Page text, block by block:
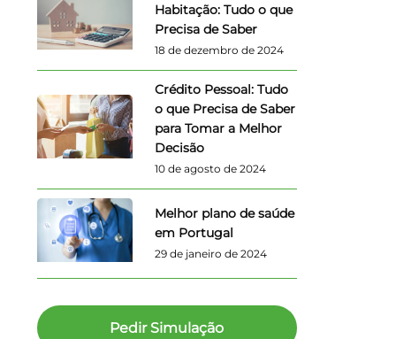
Habitação: Tudo o que
Precisa de Saber
18 de dezembro de 2024
Crédito Pessoal: Tudo
o que Precisa de Saber
para Tomar a Melhor
Decisão
10 de agosto de 2024
Melhor plano de saúde
em Portugal
29 de janeiro de 2024
Pedir Simulação